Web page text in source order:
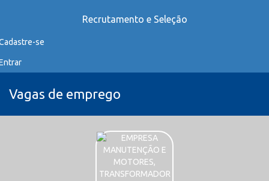
Recrutamento e Seleção
se
Vagas de emprego